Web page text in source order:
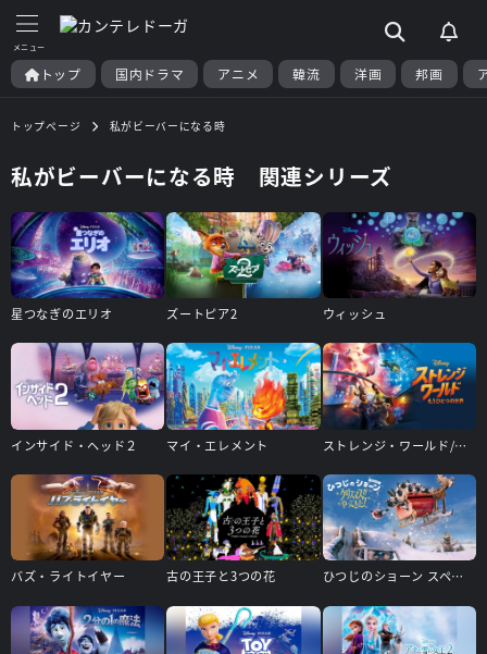
トップ 国内ドラマ アニメ 韓流 洋画 邦画
トップページ 私がビーバーになる時
私がビーバーになる時 関連シリーズ
星つなぎのエリオ ズートピア2 ウィッシュ
インサイド・ヘッド２ マイ・エレメント ストレンジ・ワールド/もうひとつの世界
バズ・ライトイヤー 古の王子と3つの花 ひつじのショーン スペシャル クリスマスがやってきた!